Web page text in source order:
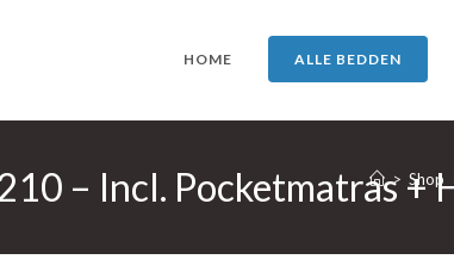
HOME ALLE BEDDEN
– Incl. Pocketmatras +
> Shop